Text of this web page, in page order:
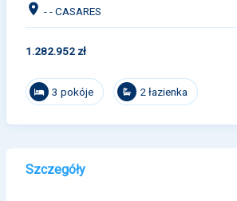
- - CASARES
1.282.952 zł
3 pokóje 2 łazienka
Szczegóły